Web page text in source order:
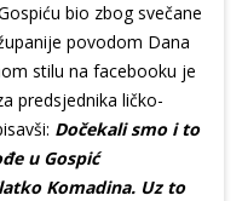
bio zbog svečane
povodom Dana
stilu na facebooku je
predsjednika ličko-
Dočekali smo i to
u Gospić
Komadina. Uz to